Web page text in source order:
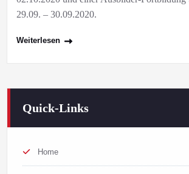
29.09. – 30.09.2020.
Weiterlesen
Quick-Links
Home